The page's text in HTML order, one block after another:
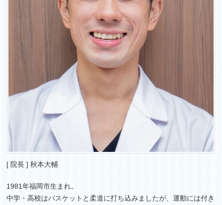
[ 院長 ] 秋本大輔
1981年福岡市生まれ。
中学・高校はバスケットと柔道に打ち込みましたが、運動には付き